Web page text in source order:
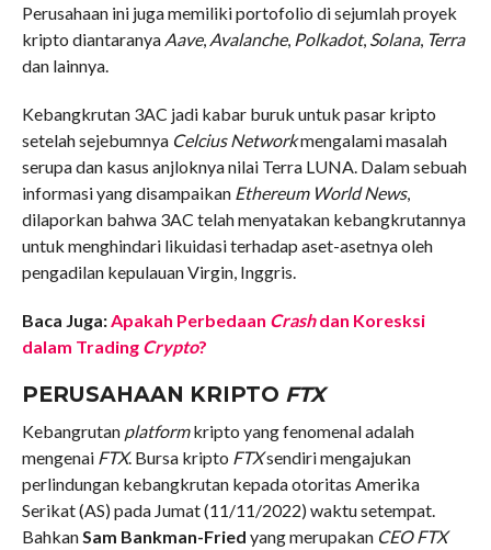
Perusahaan ini juga memiliki portofolio di sejumlah proyek
kripto diantaranya Aave, Avalanche, Polkadot, Solana, Terra
dan lainnya.
Kebangkrutan 3AC jadi kabar buruk untuk pasar kripto
setelah sejebumnya Celcius Networkmengalami masalah
serupa dan kasus anjloknya nilai Terra LUNA. Dalam sebuah
informasi yang disampaikan Ethereum World News,
dilaporkan bahwa 3AC telah menyatakan kebangkrutannya
untuk menghindari likuidasi terhadap aset-asetnya oleh
pengadilan kepulauan Virgin, Inggris.
Baca Juga:Apakah Perbedaan Crashdan Koresksi
dalam Trading Crypto?
PERUSAHAAN KRIPTO FTX
Kebangrutan platformkripto yang fenomenal adalah
mengenai FTX. Bursa kripto FTXsendiri mengajukan
perlindungan kebangkrutan kepada otoritas Amerika
Serikat (AS) pada Jumat (11/11/2022) waktu setempat.
BahkanSam Bankman-Fried yang merupakan CEO FTX